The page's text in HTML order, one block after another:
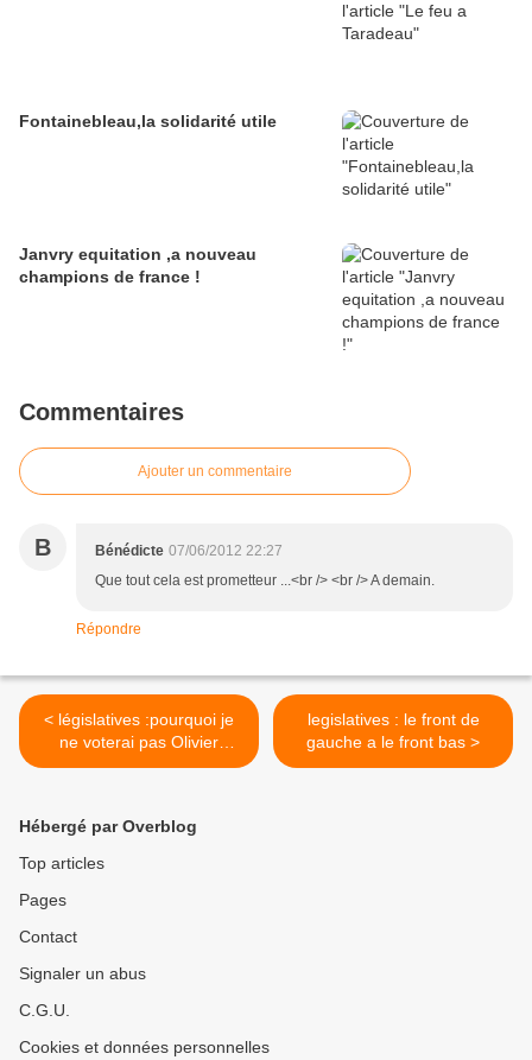
Fontainebleau,la solidarité utile
Janvry equitation ,a nouveau
champions de france !
Commentaires
Ajouter un commentaire
B Bénédicte 07/06/2012 22:27
Que tout cela est prometteur ...<br /> <br /> A demain.
Répondre
< législatives :pourquoi je
ne voterai pas Olivier
Thomas
legislatives : le front de
gauche a le front bas >
Hébergé par Overblog
Top articles
Pages
Contact
Signaler un abus
C.G.U.
Cookies et données personnelles